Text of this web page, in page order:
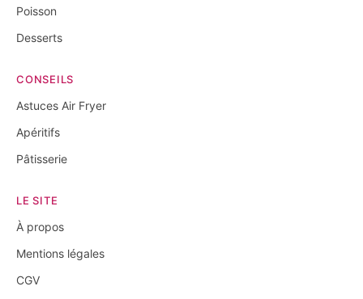
Poisson
Desserts
CONSEILS
Astuces Air Fryer
Apéritifs
Pâtisserie
LE SITE
À propos
Mentions légales
CGV